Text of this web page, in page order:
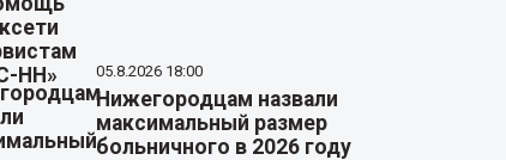
05.8.2026 18:00
Нижегородцам назвали
максимальный размер
больничного в 2026 году